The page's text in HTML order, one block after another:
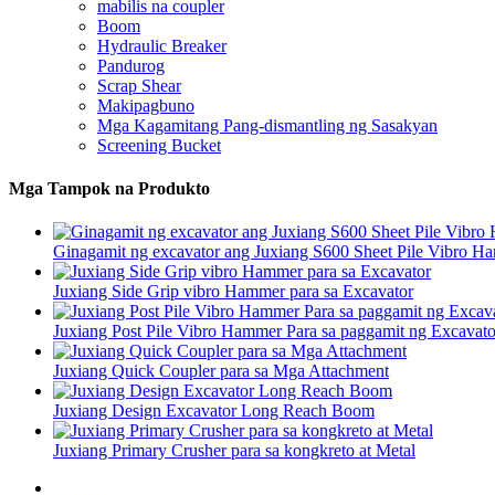
mabilis na coupler
Boom
Hydraulic Breaker
Pandurog
Scrap Shear
Makipagbuno
Mga Kagamitang Pang-dismantling ng Sasakyan
Screening Bucket
Mga Tampok na Produkto
Ginagamit ng excavator ang Juxiang S600 Sheet Pile Vibro
Juxiang Side Grip vibro Hammer para sa Excavator
Juxiang Post Pile Vibro Hammer Para sa paggamit ng
Juxiang Quick Coupler para sa Mga Attachment
Juxiang Design Excavator Long Reach Boom
Juxiang Primary Crusher para sa kongkreto at Metal